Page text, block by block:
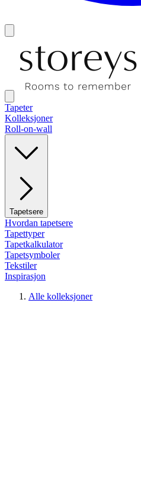
Tapeter
Kolleksjoner
Roll-on-wall
Tapetsere
Hvordan tapetsere
Tapettyper
Tapetkalkulator
Tapetsymboler
Tekstiler
Inspirasjon
Alle kolleksjoner